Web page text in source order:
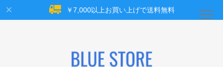
￥7,000以上お買い上げで送料無料